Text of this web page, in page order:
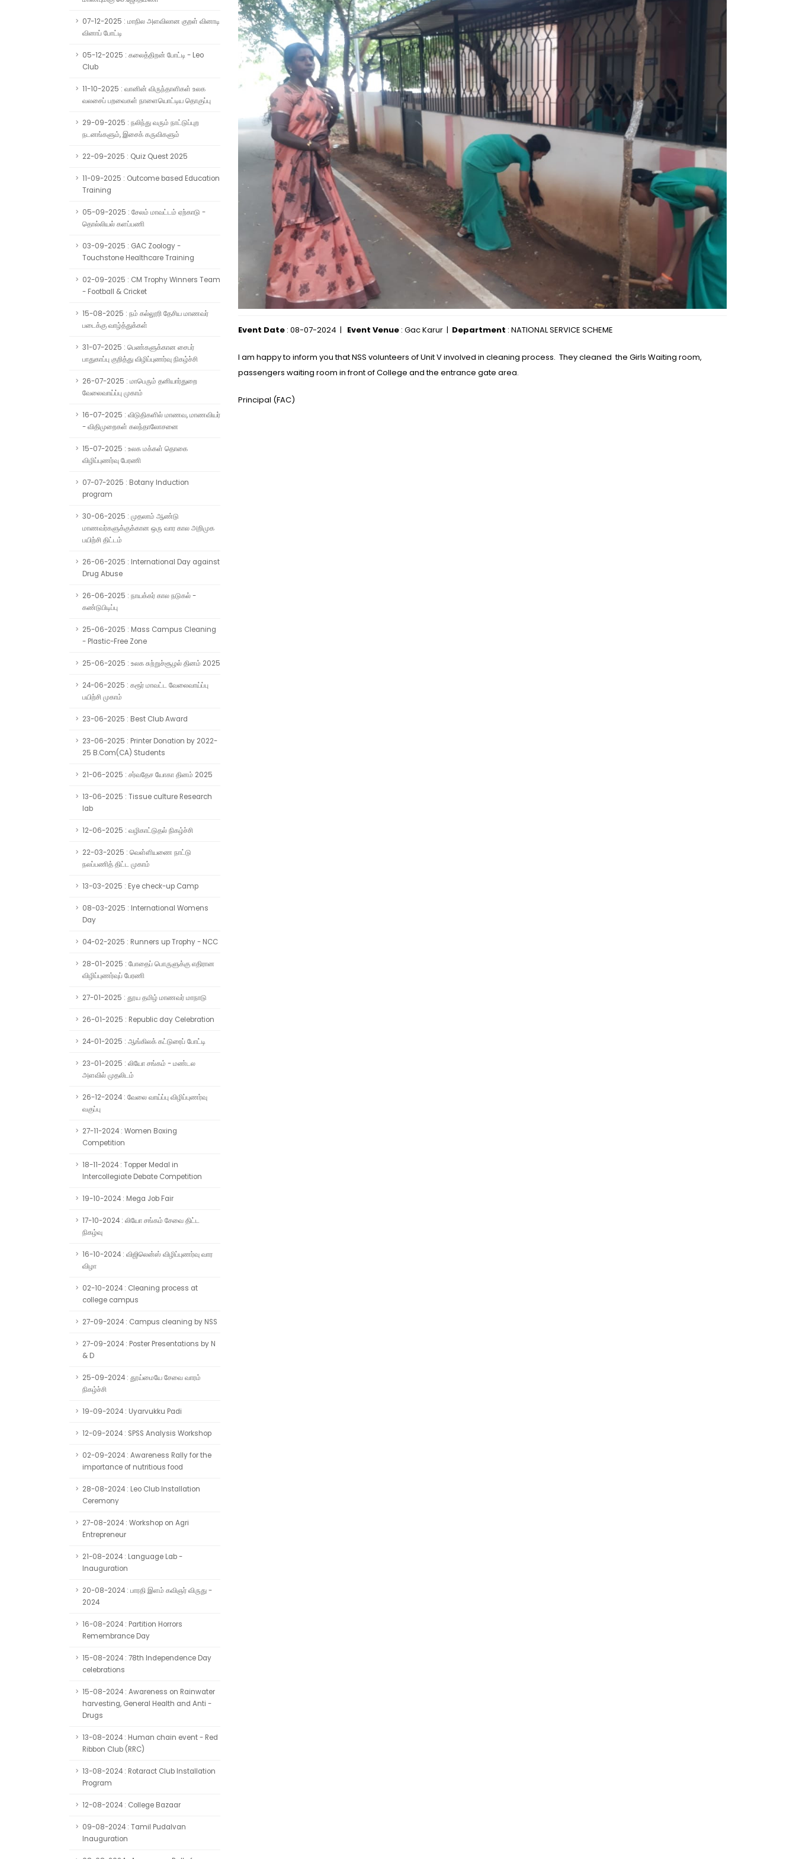
07-12-2025 : மாநில அளவிலான குறள் வினாடி
வினாப் போட்டி
05-12-2025 : கலைத்திறன் போட்டி - Leo
Club
11-10-2025 : வானின் விருந்தாளிகள் உலக
வலசைப் பறவைகள் நாளையொட்டிய தொகுப்பு
29-09-2025 : நலிந்து வரும் நாட்டுப்புற
நடனங்களும், இசைக் கருவிகளும்
22-09-2025 : Quiz Quest 2025
11-09-2025 : Outcome based Education
Training
05-09-2025 : சேலம் மாவட்டம் ஏற்காடு -
தொல்லியல் களப்பணி
03-09-2025 : GAC Zoology -
Touchstone Healthcare Training
02-09-2025 : CM Trophy Winners Team
- Football & Cricket
15-08-2025 : நம் கல்லூரி தேசிய மாணவர்
படைக்கு வாழ்த்துக்கள்
31-07-2025 : பெண்களுக்கான சைபர்
பாதுகாப்பு குறித்து விழிப்புணர்வு நிகழ்ச்சி
26-07-2025 : மாபெரும் தனியார்துறை
வேலைவாய்ப்பு முகாம்
16-07-2025 : விடுதிகளில் மாணவ, மாணவியர்
- விதிமுறைகள் கலந்தாலோசனை
15-07-2025 : உலக மக்கள் தொகை
விழிப்புணர்வு பேரணி
07-07-2025 : Botany Induction
program
30-06-2025 : முதலாம் ஆண்டு
மாணவர்களுக்குக்கான ஒரு வார கால அறிமுக
பயிற்சி திட்டம்
26-06-2025 : International Day against
Drug Abuse
26-06-2025 : நாயக்கர் கால நடுகல் -
கண்டுபிடிப்பு
25-06-2025 : Mass Campus Cleaning
- Plastic-Free Zone
25-06-2025 : உலக சுற்றுச்சூழல் தினம் 2025
24-06-2025 : கரூர் மாவட்ட வேலைவாய்ப்பு
பயிற்சி முகாம்
23-06-2025 : Best Club Award
23-06-2025 : Printer Donation by 2022-
25 B.Com(CA) Students
21-06-2025 : சர்வதேச யோகா தினம் 2025
13-06-2025 : Tissue culture Research
lab
12-06-2025 : வழிகாட்டுதல் நிகழ்ச்சி
22-03-2025 : வெள்ளியணை நாட்டு
நலப்பணித் திட்ட முகாம்
13-03-2025 : Eye check-up Camp
08-03-2025 : International Womens
Day
04-02-2025 : Runners up Trophy - NCC
28-01-2025 : போதைப் பொருளுக்கு எதிரான
விழிப்புணர்வுப் பேரணி
27-01-2025 : தூய தமிழ் மாணவர் மாநாடு
26-01-2025 : Republic day Celebration
24-01-2025 : ஆங்கிலக் கட்டுரைப் போட்டி
23-01-2025 : லியோ சங்கம் - மண்டல
அளவில் முதலிடம்
26-12-2024 : வேலை வாய்ப்பு விழிப்புணர்வு
வகுப்பு
27-11-2024 : Women Boxing
Competition
18-11-2024 : Topper Medal in
Intercollegiate Debate Competition
19-10-2024 : Mega Job Fair
17-10-2024 : லியோ சங்கம் சேவை திட்ட
நிகழ்வு
16-10-2024 : விஜிலென்ஸ் விழிப்புணர்வு வார
விழா
02-10-2024 : Cleaning process at
college campus
27-09-2024 : Campus cleaning by NSS
27-09-2024 : Poster Presentations by N
& D
25-09-2024 : தூய்மையே சேவை வாரம்
நிகழ்ச்சி
19-09-2024 : Uyarvukku Padi
12-09-2024 : SPSS Analysis Workshop
02-09-2024 : Awareness Rally for the
importance of nutritious food
28-08-2024 : Leo Club Installation
Ceremony
27-08-2024 : Workshop on Agri
Entrepreneur
21-08-2024 : Language Lab -
Inauguration
20-08-2024 : பாரதி இளம் கவிஞர் விருது -
2024
16-08-2024 : Partition Horrors
Remembrance Day
15-08-2024 : 78th Independence Day
celebrations
15-08-2024 : Awareness on Rainwater
harvesting, General Health and Anti -
Drugs
13-08-2024 : Human chain event - Red
Ribbon Club (RRC)
13-08-2024 : Rotaract Club Installation
Program
12-08-2024 : College Bazaar
09-08-2024 : Tamil Pudalvan
Inauguration
Event Date : 08-07-2024 | Event Venue : Gac Karur | Department : NATIONAL SERVICE SCHEME
I am happy to inform you that NSS volunteers of Unit V involved in cleaning process. They cleaned the Girls Waiting room,
passengers waiting room in front of College and the entrance gate area.
Principal (FAC)